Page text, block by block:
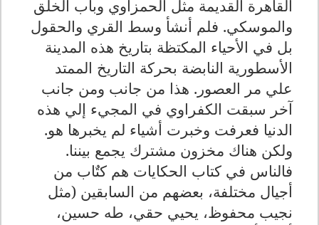
القاهرة القديمة مثل الحمزاوي وباب الخلق
والموسكي. فلم أنشأ وسط القري والحقول
بل في الأحياء المكتظة بتاريخ هذه المدينة
الأسطورية النابضة بحركة التاريخ الممتد
علي مر العصور. هذا من جانب ومن جانب
آخر سبقت الكفراوي في المجيء إلي هذه
الدنيا فعرفت وخبرت أشياء لم يخبرها هو.
ولكن هناك مخزون مشترك يجمع بيننا.
فالناس في كتاب الحكايات هم كتٌاب من
أجيال مختلفة، بعضهم من السابقين (مثل
نجيب محفوظ، يحيي حقي، طه حسين،